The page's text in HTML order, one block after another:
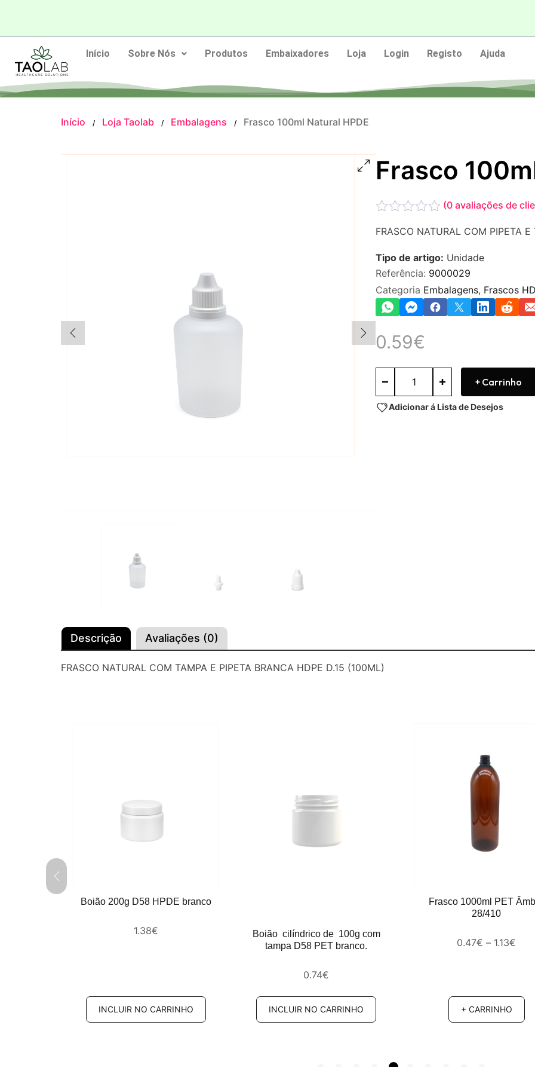
Início Sobre Nós Produtos Embaixadores Loja Login Registo Ajuda
Início / Loja Taolab / Embalagens / Frasco 100ml Natural HPDE
Frasco
0
5
(0 avaliações de
FRASCO NATURAL COM PIPETA
Tipo de artigo: Unidade
Referência: 9000029
Categoria Embalagens, Frascos
0.59€
+ Carrinho
Adicionar á Lista de Desejos
Descrição Avaliações (0)
FRASCO NATURAL COM TAMPA E PIPETA BRANCA HDPE D.15 (100ML)
Boião 200g D58 HPDE branco
1.38€
INCLUIR NO CARRINHO
Boião cilíndrico de 100g com
tampa D58 PET branco.
0.74€
INCLUIR NO CARRINHO
Frasco 1000ml PET
28/410
0.47€ – 1.13€
+ CARRINHO